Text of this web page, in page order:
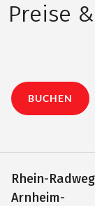
Preise
BUCHEN
Rhein-
Arnheim-